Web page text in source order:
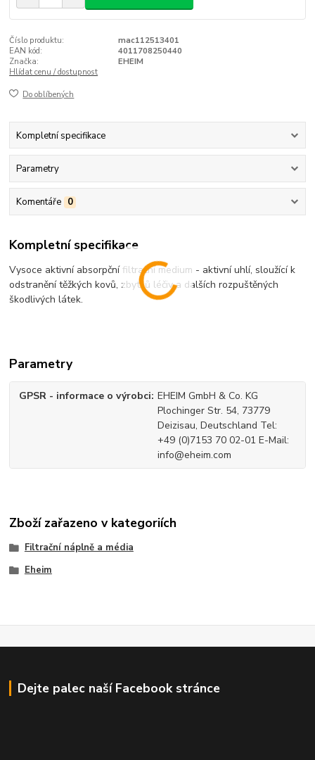
Číslo produktu:
mac112513401
EAN kód:
4011708250440
Značka:
EHEIM
Hlídat cenu / dostupnost
Do oblíbených
Kompletní specifikace
Parametry
Komentáře 0
Kompletní specifikace
Vysoce aktivní absorpční filtrační medium - aktivní uhlí, sloužící k
odstranění těžkých kovů, zbytků léčiv a dalších rozpuštěných
škodlivých látek.
Parametry
GPSR - informace o výrobci EHEIM GmbH & Co. KG
Plochinger Str. 54, 73779
Deizisau, Deutschland Tel:
+49 (0)7153 70 02-01 E-Mail:
info@eheim.com
Zboží zařazeno v kategoriích
Filtrační náplně a média
Eheim
Dejte palec naší Facebook stránce